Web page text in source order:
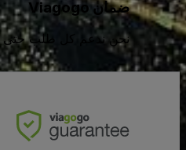
ضمان Viagogo
نحن ندعم كل طلب حتى